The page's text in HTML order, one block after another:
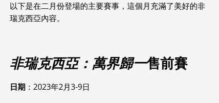
以下是在二月份登場的主要賽事，這個月充滿了美好的非
瑞克西亞內容。
非瑞克西亞：萬界歸一售前賽
日期 ：2023年2月3-9日